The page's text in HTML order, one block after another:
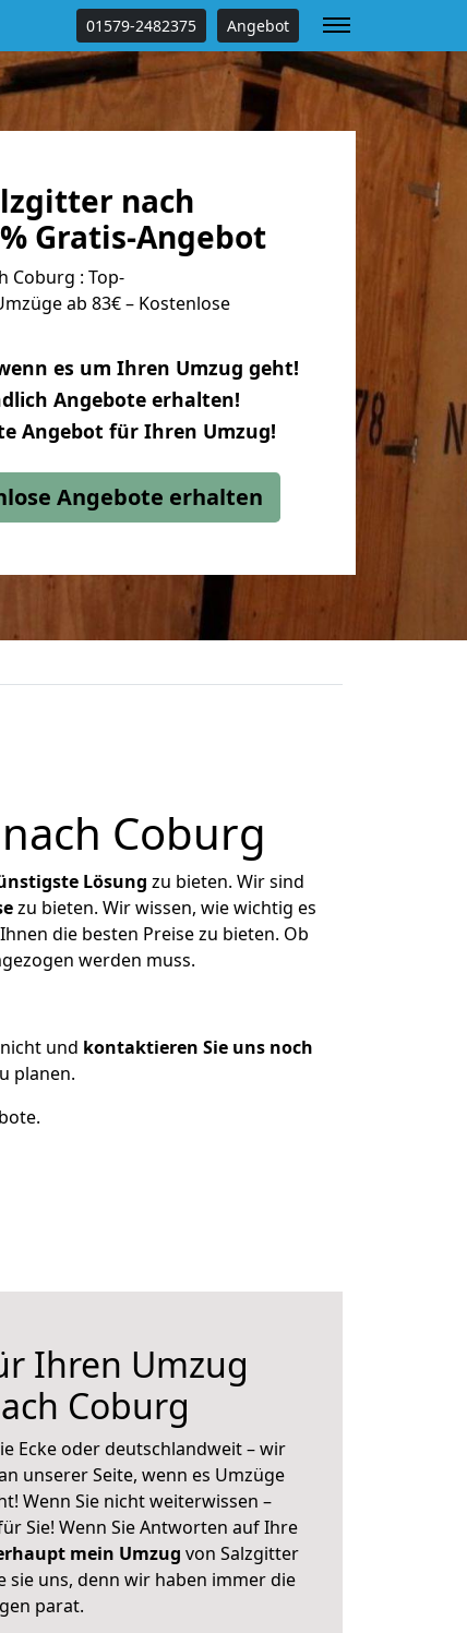
01579-2482375 Angebot
nach
Gratis-Angebot
Coburg : Top-
ab 83€ – Kostenlose
es um Ihren Umzug geht!
Angebote erhalten!
Angebot für Ihren Umzug!
Angebote erhalten
Coburg
Lösung zu bieten. Wir sind
zu bieten. Wir wissen, wie wichtig es
die besten Preise zu bieten. Ob
werden muss.
und kontaktieren Sie uns noch
planen.
Ihren Umzug
Coburg
Ecke oder deutschlandweit – wir
unserer Seite, wenn es Umzüge
Wenn Sie nicht weiterwissen –
Sie! Wenn Sie Antworten auf Ihre
mein Umzug von Salzgitter
sie uns, denn wir haben immer die
parat.